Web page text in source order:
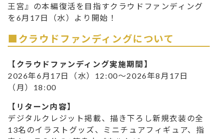
王宮』の本編復活を目指すクラウドファンディング
を6月17日（水）より開始！
■クラウドファンディングについて
【クラウドファンディング実施期間】
2026年6月17日（水）12:00～2026年8月17日
（月）18:00
【リターン内容】
デジタルクレジット掲載、描き下ろし新規衣装の全
13名のイラストグッズ、ミニチュアフィギュア、指